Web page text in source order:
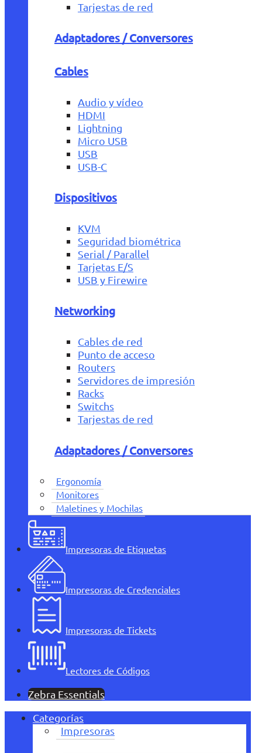
Tarjestas de red
Adaptadores / Conversores
Cables
Audio y vídeo
HDMI
Lightning
Micro USB
USB
USB-C
Dispositivos
KVM
Seguridad biométrica
Serial / Parallel
Tarjetas E/S
USB y Firewire
Networking
Cables de red
Punto de acceso
Routers
Servidores de impresión
Racks
Switchs
Tarjestas de red
Adaptadores / Conversores
Ergonomía
Monitores
Maletines y Mochilas
Impresoras de Etiquetas
Impresoras de Credenciales
Impresoras de Tickets
Lectores de Códigos
Zebra Essentials
Categorías
Impresoras